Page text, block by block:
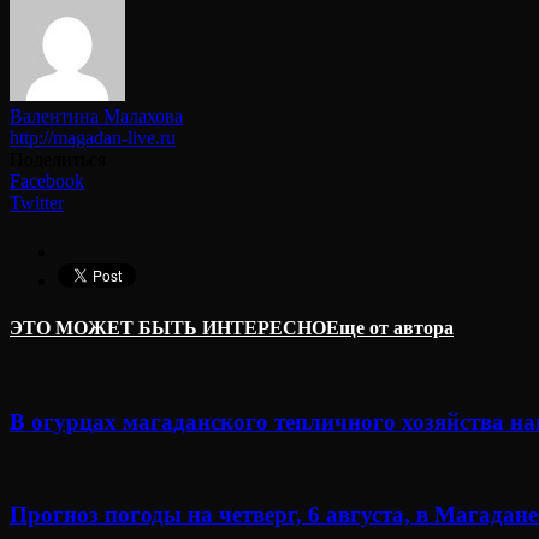
Валентина Малахова
http://magadan-live.ru
Facebook
Twitter
ЭТО МОЖЕТ БЫТЬ ИНТЕРЕСНОЕще от автора
В огурцах магаданского тепличного хозяйства
Прогноз погоды на четверг, 6 августа, в Магадане